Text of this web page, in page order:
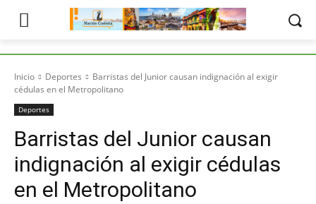
Inicio Deportes
Barristas del Junior causan indignación al exigir
cédulas en el Metropolitano
Deportes
Barristas del Junior causan
indignación al exigir cédulas
en el Metropolitano